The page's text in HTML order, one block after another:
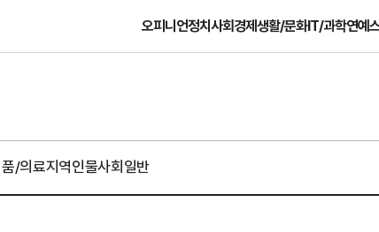
오피니언정치사회경제생활/문화IT/과학연예
/의료지역인물사회일반